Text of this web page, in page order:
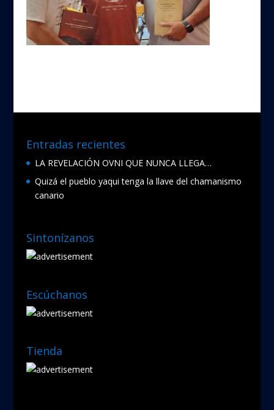
Entradas recientes
LA REVELACIÓN OVNI QUE NUNCA LLEGA…
Quizá el pueblo yaqui tenga la llave del chamanismo
canario
Sintonízanos
Escúchanos
Tienda